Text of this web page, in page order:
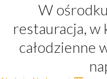
W
restauracja,
całodzienne